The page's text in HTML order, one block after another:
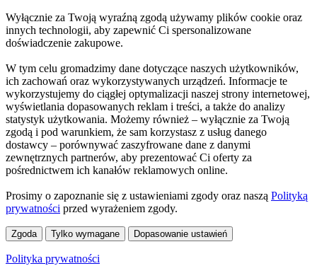
Wyłącznie za Twoją wyraźną zgodą używamy plików cookie oraz
innych technologii, aby zapewnić Ci spersonalizowane
doświadczenie zakupowe.
W tym celu gromadzimy dane dotyczące naszych użytkowników,
ich zachowań oraz wykorzystywanych urządzeń. Informacje te
wykorzystujemy do ciągłej optymalizacji naszej strony internetowej,
wyświetlania dopasowanych reklam i treści, a także do analizy
statystyk użytkowania. Możemy również – wyłącznie za Twoją
zgodą i pod warunkiem, że sam korzystasz z usług danego
dostawcy – porównywać zaszyfrowane dane z danymi
zewnętrznych partnerów, aby prezentować Ci oferty za
pośrednictwem ich kanałów reklamowych online.
Prosimy o zapoznanie się z ustawieniami zgody oraz naszą Polityką
prywatności przed wyrażeniem zgody.
Zgoda Tylko wymagane Dopasowanie ustawień
Polityka prywatności